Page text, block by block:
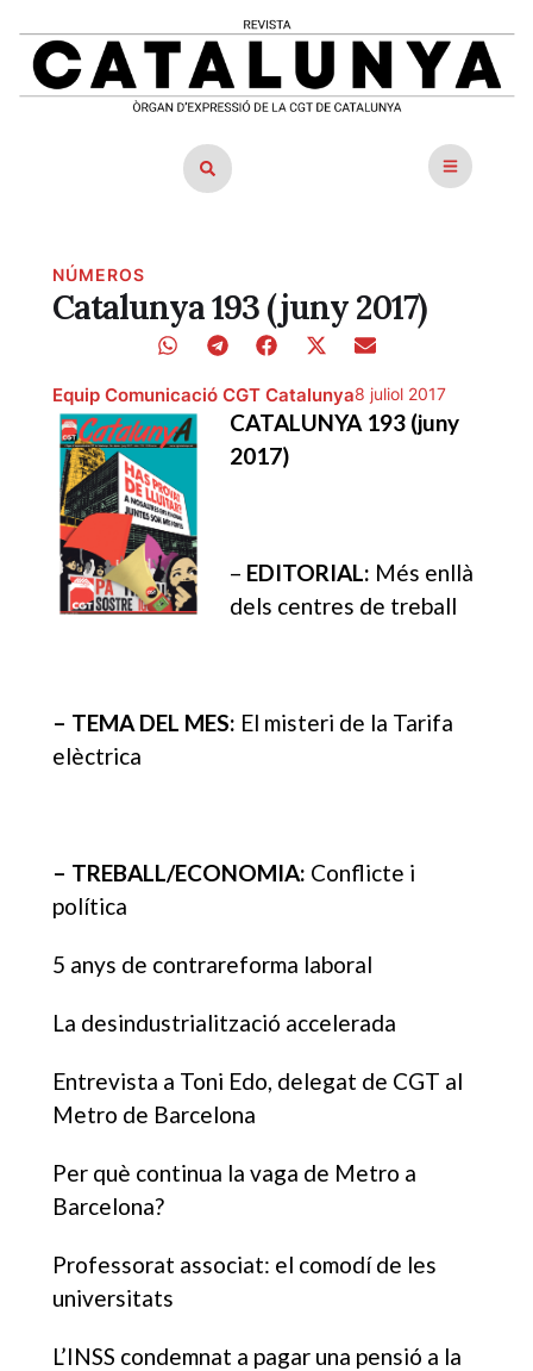
NÚMEROS
Catalunya 193 (juny 2017)
Equip Comunicació CGT Catalunya8 juliol 2017
CATALUNYA 193 (juny
2017)
– EDITORIAL: Més enllà
dels centres de treball
– TEMA DEL MES: El misteri de la Tarifa
elèctrica
– TREBALL/ECONOMIA: Conflicte i
política
5 anys de contrareforma laboral
La desindustrialització accelerada
Entrevista a Toni Edo, delegat de CGT al
Metro de Barcelona
Per què continua la vaga de Metro a
Barcelona?
Professorat associat: el comodí de les
universitats
L’INSS condemnat a pagar una pensió a la